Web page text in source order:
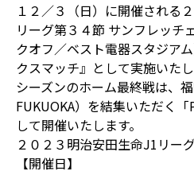
１２／３（日）に開催される
リーグ第３４節 サンフレッチ
クオフ／ベスト電器スタジア
クスマッチ』として実施いた
シーズンのホーム最終戦は、
FUKUOKA）を結集いただく「
して開催いたします。
２０２３明治安田生命J1リー
【開催日】